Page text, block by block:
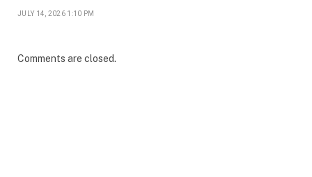
JULY 14, 2026 1:10 PM
Comments are closed.